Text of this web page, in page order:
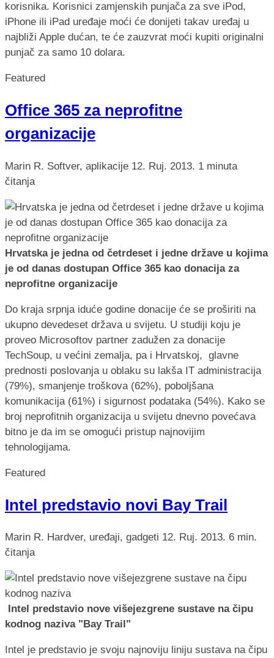
korisnika. Korisnici zamjenskih punjača za sve iPod,
iPhone ili iPad uređaje moći će donijeti takav uređaj u
najbliži Apple dućan, te će zauzvrat moći kupiti originalni
punjač za samo 10 dolara.
Featured
Office 365 za neprofitne
organizacije
Marin R. Softver, aplikacije 12. Ruj. 2013. 1 minuta
čitanja
Hrvatska je jedna od četrdeset i jedne države u kojima
je od danas dostupan Office 365 kao donacija za
neprofitne organizacije
Do kraja srpnja iduće godine donacije će se proširiti na
ukupno devedeset država u svijetu. U studiji koju je
proveo Microsoftov partner zadužen za donacije
TechSoup, u većini zemalja, pa i Hrvatskoj, glavne
prednosti poslovanja u oblaku su lakša IT administracija
(79%), smanjenje troškova (62%), poboljšana
komunikacija (61%) i sigurnost podataka (54%). Kako se
broj neprofitnih organizacija u svijetu dnevno povećava
bitno je da im se omogući pristup najnovijim
tehnologijama.
Featured
Intel predstavio novi Bay Trail
Marin R. Hardver, uređaji, gadgeti 12. Ruj. 2013. 6 min.
čitanja
Intel predstavio nove višejezgrene sustave na čipu
kodnog naziva "Bay Trail"
Intel je predstavio je svoju najnoviju liniju sustava na čipu